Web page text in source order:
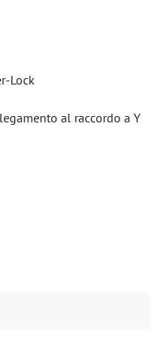
Lock
al raccordo a Y